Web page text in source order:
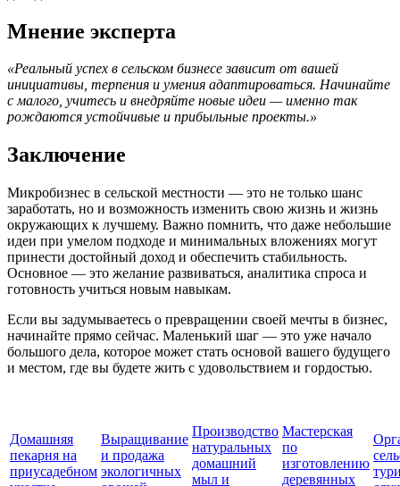
Мнение эксперта
«Реальный успех в сельском бизнесе зависит от вашей
инициативы, терпения и умения адаптироваться. Начинайте
с малого, учитесь и внедряйте новые идеи — именно так
рождаются устойчивые и прибыльные проекты.»
Заключение
Микробизнес в сельской местности — это не только шанс
заработать, но и возможность изменить свою жизнь и жизнь
окружающих к лучшему. Важно помнить, что даже небольшие
идеи при умелом подходе и минимальных вложениях могут
принести достойный доход и обеспечить стабильность.
Основное — это желание развиваться, аналитика спроса и
готовность учиться новым навыкам.
Если вы задумываетесь о превращении своей мечты в бизнес,
начинайте прямо сейчас. Маленький шаг — это уже начало
большого дела, которое может стать основой вашего будущего
и местом, где вы будете жить с удовольствием и гордостью.
Домашняя
пекарня на
приусадебном
Выращивание
и продажа
экологичных
Производство
натуральных
домашний
мыл и
Мастерская
по
изготовлению
деревянных